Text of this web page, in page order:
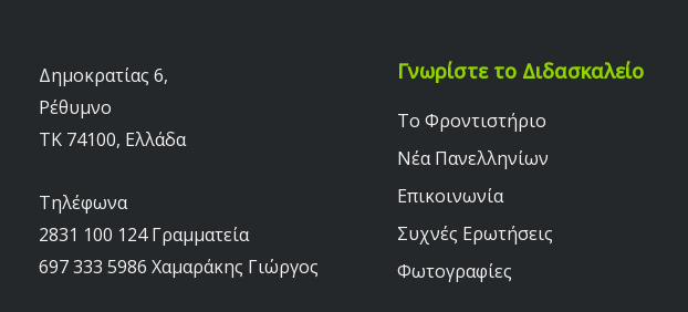
Δημοκρατίας 6,
Ρέθυμνο
TK 74100, Ελλάδα
Τηλέφωνα
2831 100 124 Γραμματεία
697 333 5986 Χαμαράκης Γιώργος
Γνωρίστε το Διδασκαλείο
Το Φροντιστήριο
Νέα Πανελληνίων
Επικοινωνία
Συχνές Ερωτήσεις
Φωτογραφίες